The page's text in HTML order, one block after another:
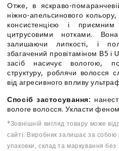
Отже, в яскраво-
ніжно-апельсинового
консистенцією і
цитрусовими нотками.
залишаючи липкості, і
збагачений провітаміном В5 і
засіб насичує вологою,
структуру, роблячи волосся
від агресивного впливу
Спосіб застосування:
вологе волосся. Укласти
*Зовнішній вигляд товару може
сайті. Виробник залишає за
упаковки, склад та маркування